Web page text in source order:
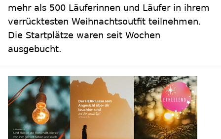
mehr als 500 Läuferinnen und Läufer in ihrem
verrücktesten Weihnachtsoutfit teilnehmen.
Die Startplätze waren seit Wochen
ausgebucht.